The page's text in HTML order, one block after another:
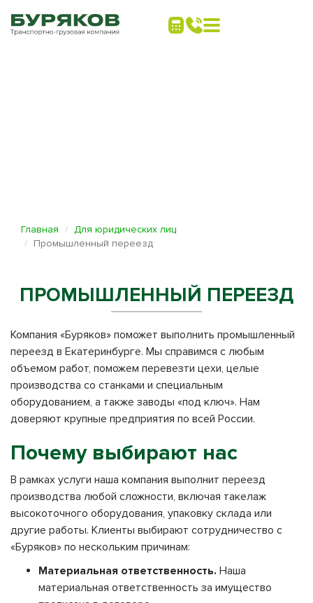
Главная
Для юридических лиц
Промышленный переезд
ПРОМЫШЛЕННЫЙ ПЕРЕЕЗД
Компания «Буряков» поможет выполнить промышленный
переезд в Екатеринбурге. Мы справимся с любым
объемом работ, поможем перевезти цехи, целые
производства со станками и специальным
оборудованием, а также заводы «под ключ». Нам
доверяют крупные предприятия по всей России.
Почему выбирают нас
В рамках услуги наша компания выполнит переезд
производства любой сложности, включая такелаж
высокоточного оборудования, упаковку склада или
другие работы. Клиенты выбирают сотрудничество с
«Буряков» по нескольким причинам:
Материальная ответственность. Наша
материальная ответственность за имущество